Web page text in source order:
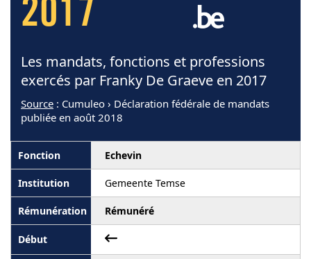
2017
Les mandats, fonctions et professions
exercés par Franky De Graeve en 2017
Source : Cumuleo › Déclaration fédérale de mandats
publiée en août 2018
Echevin
Gemeente Temse
Rémunéré